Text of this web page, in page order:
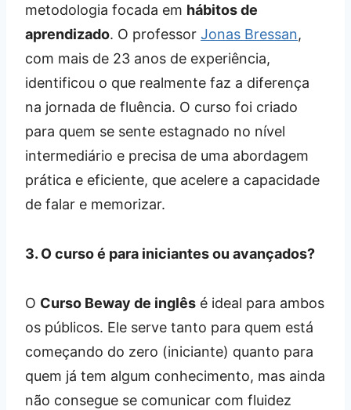
metodologia focada em hábitos de
aprendizado. O professor Jonas Bressan,
com mais de 23 anos de experiência,
identificou o que realmente faz a diferença
na jornada de fluência. O curso foi criado
para quem se sente estagnado no nível
intermediário e precisa de uma abordagem
prática e eficiente, que acelere a capacidade
de falar e memorizar.
3. O curso é para iniciantes ou avançados?
O Curso Beway de inglês é ideal para ambos
os públicos. Ele serve tanto para quem está
começando do zero (iniciante) quanto para
quem já tem algum conhecimento, mas ainda
não consegue se comunicar com fluidez